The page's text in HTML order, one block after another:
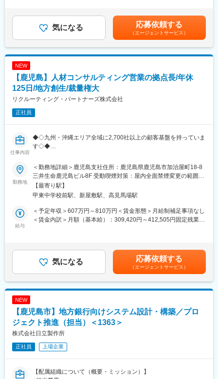
ハイブリッドワークが浸透しています。
変更の範囲：会社の定める業務
業基盤を築いてきました。
また、日本国内に留まらず、米国を中心としたグローバリゼーシ
ョンを他社に先駆けていち早く成し遂げ、中国や東南アジアにも
与：年4回（7月・10月・1月・5月） 賃金はあくまでも目安の金
額であり、選考を通じて上下する可能性があります。月給(月額)は
固定手当を含めた表記です。
気になる 応募依頼する
（エージェントサービス）
NEW
【鹿児島】人材コンサルティング営業の拠点長/年休
125日/地方創生/裁量権大
リクルーティング・パートナーズ株式会社
正社員
仕事内容
◆◇九州・沖縄エリア全域に2,700社以上の顧客基盤を持っていま
す◇◆
■業務内容：
拠点長として、当社や支社のファンになっていただける企業を増
やすことがミッションです。将来的には支社の継続を目指し、利
益の確保に注力しつつ、既存商品の発展や拠点独自の取り組みや
サービスの発展に取り組んでいただきます。
〇エリア拠点長や営業組織マネジャーなどの事業リーダーポジシ
ョンで、メンバーの組織マネジメントを担当していただきます。
会いし、そのお客様を必ず守ることを重視しています。顧客起点
のスタンスを大切にしています。
〇アルバイトから契約社員・正社員領域まで総合的にサービスを
「人材」という切り口で解決することが可能です。
■当社について：
ス」の3つの領域を網羅するワンストップソリューションサービス
するための様々な採用チャネル構築とその実行支援（高難易度の
勤務地
＜勤務地詳細＞鹿児島支社住所：鹿児島県鹿児島市加治屋町18-8
三井生命鹿児島ビル8F 受動喫煙対策：屋内全面禁煙変更の範囲：
会社の定める事業所
【最寄り駅】
甲東中学校前駅、新屋敷駅、高見馬場駅
給与
＜予定年収＞607万円～810万円＜賃金形態＞月給制補足事項なし
＜賃金内訳＞月額（基本給）：309,420円～412,505円固定残業手
給与補足＞※経験、能力を考慮し決定します。■給与改定・昇給昇
格：年2回（1月・7月）■賞与実績：年1回：6月※業績による賃金
はあくまでも目安の金額であり、選考を通じて上下する可能性が
あります。月給(月額)は固定手当を含めた表記です。
気になる 応募依頼する
（エージェントサービス）
NEW
【鹿児島市】地方銀行向けシステム設計・構築／プロ
ジェクト推進（担当）＜1363＞
株式会社日立製作所
正社員 上場企業
【配属組織について（概要・ミッション）】